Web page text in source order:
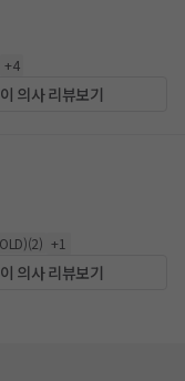
+4
이 의사 리뷰보기
(2) +1
이 의사 리뷰보기